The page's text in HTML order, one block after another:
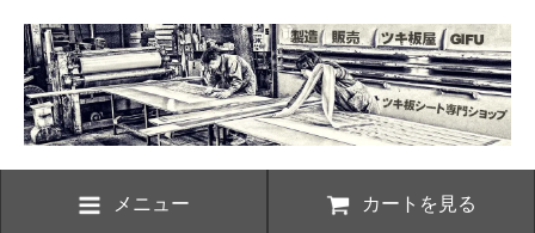
メニュー カートを見る